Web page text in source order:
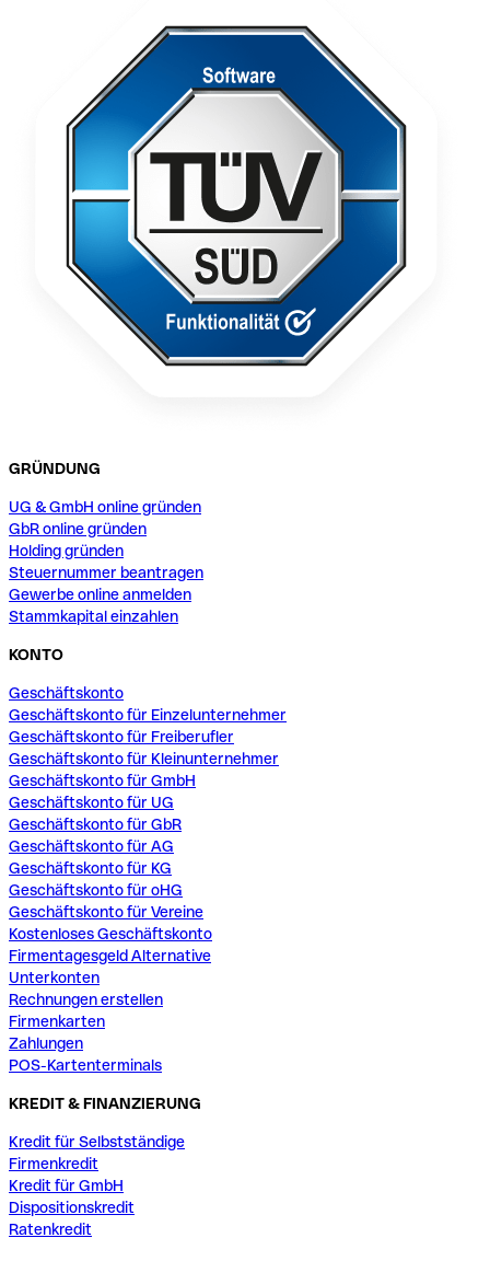
GRÜNDUNG
UG & GmbH online gründen
GbR online gründen
Holding gründen
Steuernummer beantragen
Gewerbe online anmelden
Stammkapital einzahlen
KONTO
Geschäftskonto
Geschäftskonto für Einzelunternehmer
Geschäftskonto für Freiberufler
Geschäftskonto für Kleinunternehmer
Geschäftskonto für GmbH
Geschäftskonto für UG
Geschäftskonto für GbR
Geschäftskonto für AG
Geschäftskonto für KG
Geschäftskonto für oHG
Geschäftskonto für Vereine
Kostenloses Geschäftskonto
Firmentagesgeld Alternative
Unterkonten
Rechnungen erstellen
Firmenkarten
Zahlungen
POS-Kartenterminals
KREDIT & FINANZIERUNG
Kredit für Selbstständige
Firmenkredit
Kredit für GmbH
Dispositionskredit
Ratenkredit